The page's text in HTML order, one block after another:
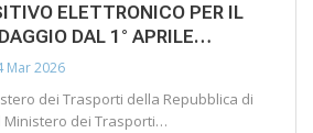
ELETTRONICO PER IL
DAL 1° APRILE…
Mar 2026
dei Trasporti della Repubblica di
Ministero dei Trasporti…